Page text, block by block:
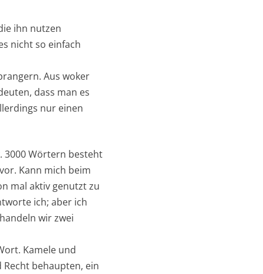
ihn nutzen
nicht so einfach
Aus woker
dass man es
nur einen
3000 Wörtern besteht
Kann mich beim
mal aktiv genutzt zu
ich; aber ich
wir zwei
Kamele und
behaupten, ein